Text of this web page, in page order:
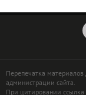
Перепечатка материалов
администрации сайта.
При цитировании